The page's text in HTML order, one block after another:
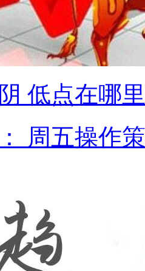
低点在哪
周五操作